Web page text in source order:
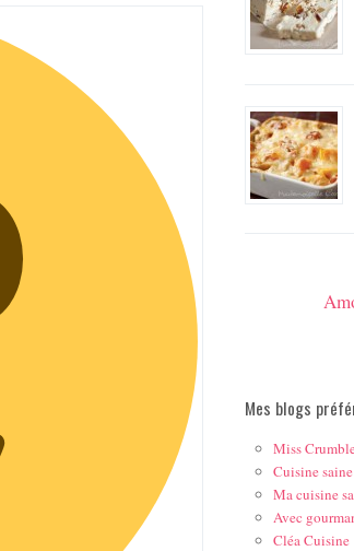
Mes blogs
Miss
Cuisine saine
Ma cuisine
Avec
Cléa Cuisine